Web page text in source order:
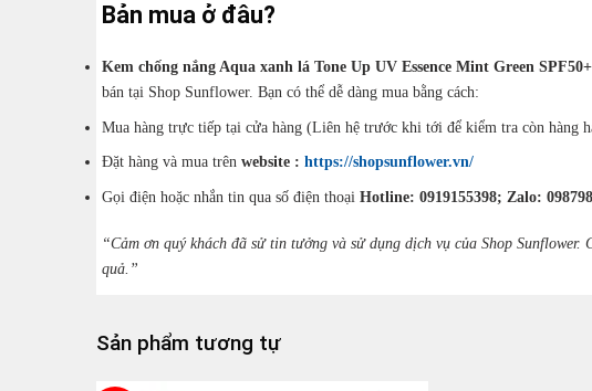
Bản mua ở đâu?
Kem chống nắng Aqua xanh lá Tone Up UV Essence Mint Green
bán tại Shop Sunflower. Bạn có thể dễ dàng mua bằng cách:
Mua hàng trực tiếp tại cửa hàng (Liên hệ trước khi tới để kiểm tra còn hàng
Đặt hàng và mua trên website : https://shopsunflower.vn/
Gọi điện hoặc nhắn tin qua số điện thoại Hotline: 0919155398; Zalo:
“Cảm ơn quý khách đã sử tin tưởng và sử dụng dịch vụ của Shop
quả.”
Sản phẩm tương tự